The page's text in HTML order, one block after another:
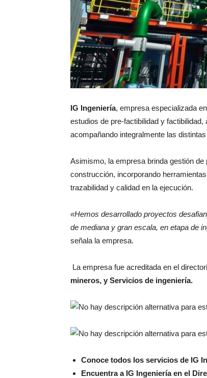
IG Ingeniería, empresa especializada
estudios de pre-factibilidad y
acompañando integralmente las
Asimismo, la empresa brinda gestión
construcción, incorporando
trazabilidad y calidad en la ejecución.
«Hemos desarrollado proyectos
de mediana y gran escala, en etapa de
señala la empresa.
La empresa fue acreditada en el
mineros, y Servicios de ingeniería.
Conoce todos los servicios de IG
Encuentra a IG Ingeniería en el